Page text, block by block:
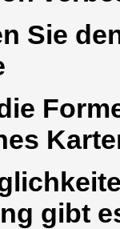
Sie
gibt